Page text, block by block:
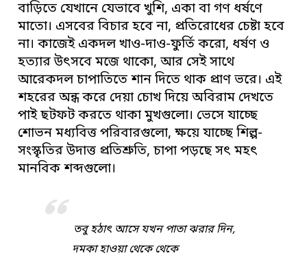
বাড়িতে যেখানে যেভাবে খুশি, একা বা গণ ধর্ষণে
মাতো। এসবের বিচার হবে না, প্রতিরোধের চেষ্টা হবে
না। কাজেই একদল খাও-দাও-ফুর্তি করো, ধর্ষণ ও
হত্যার উৎসবে মজে থাকো, আর সেই সাথে
আরেকদল চাপাতিতে শান দিতে থাক প্রাণ ভরে। এই
শহরের অন্ধ করে দেয়া চোখ দিয়ে অবিরাম দেখতে
পাই ছটফট করতে থাকা মুখগুলো। ভেসে যাচ্ছে
শোভন মধ্যবিত্ত পরিবারগুলো, ক্ষয়ে যাচ্ছে শিল্প-
সংস্কৃতির উদাত্ত প্রতিশ্রুতি, চাপা পড়ছে সৎ মহৎ
মানবিক শব্দগুলো।
তবু হঠাৎ আসে যখন পাতা ঝরার দিন,
দমকা হাওয়া থেকে থেকে